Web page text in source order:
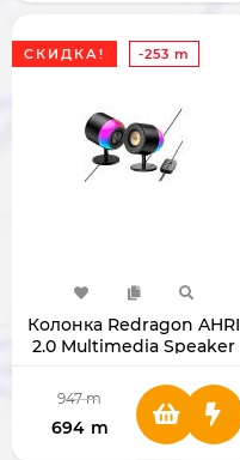
СКИДКА! -253 m
Колонка Redragon AHRI
2.0 Multimedia Speaker
947 m
694 m